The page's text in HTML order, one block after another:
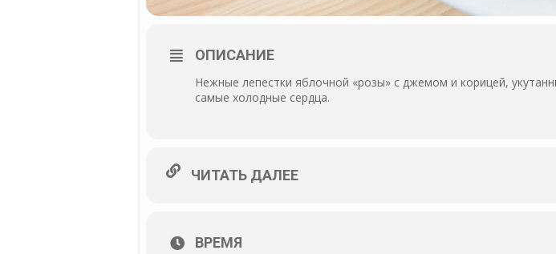
ОПИСАНИЕ
Нежные лепестки яблочной «розы» с джемом и корицей,
самые холодные сердца.
ЧИТАТЬ ДАЛЕЕ
ВРЕМЯ